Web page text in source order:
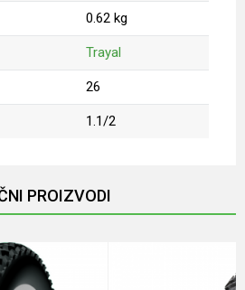
0.62 kg
Trayal
26
1.1/2
PROIZVODI